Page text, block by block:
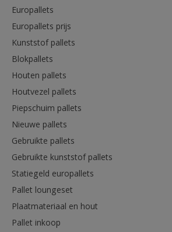
Europallets
Europallets prijs
Kunststof pallets
Blokpallets
Houten pallets
Houtvezel pallets
Piepschuim pallets
Nieuwe pallets
Gebruikte pallets
Gebruikte kunststof pallets
Statiegeld europallets
Pallet loungeset
Plaatmateriaal en hout
Pallet inkoop